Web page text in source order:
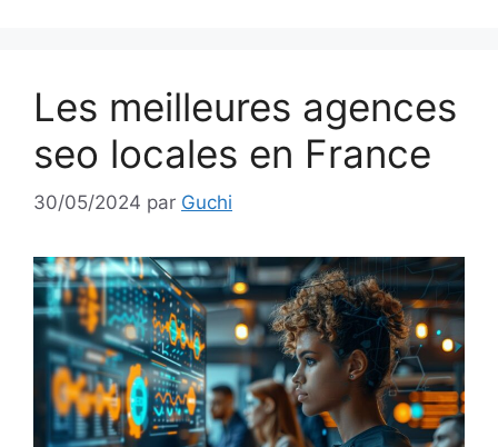
Les meilleures agences
seo locales en France
30/05/2024 par Guchi